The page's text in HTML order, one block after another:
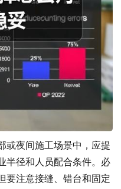
或夜间施工场景中，应提
半径和人员配合条件。必
要注意接缝、错台和固定